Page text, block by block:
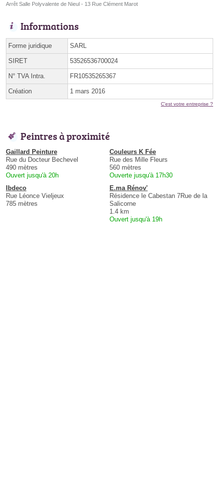
Arrêt Salle Polyvalente de Nieul - 13 Rue Clément Marot
Informations
Forme juridique SARL
SIRET 53526536700024
N° TVA Intra. FR10535265367
Création 1 mars 2016
C'est votre entreprise ?
Peintres à proximité
Gaillard Peinture
Rue du Docteur Bechevel
490 mètres
Ouvert jusqu'à 20h
Couleurs K Fée
Rue des Mille Fleurs
560 mètres
Ouverte jusqu'à 17h30
Ibdeco
Rue Léonce Vieljeux
785 mètres
E.ma Rénov'
Résidence le Cabestan 7Rue de la
Salicorne
1.4 km
Ouvert jusqu'à 19h